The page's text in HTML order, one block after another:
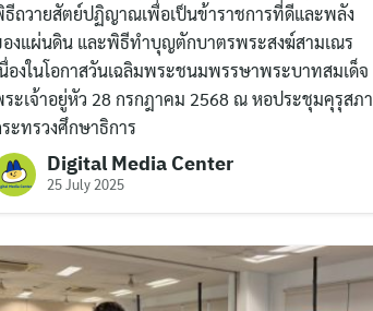
ถวายสัตย์ปฏิญาณเพื่อเป็นข้าราชการที่ดีและพลัง
งแผ่นดิน และพิธีทำบุญตักบาตรพระสงฆ์สามเณร
องในโอกาสวันเฉลิมพระชนมพรรษาพระบาทสมเด็จ
ะเจ้าอยู่หัว 28 กรกฎาคม 2568 ณ หอประชุมคุรุสภา
ะทรวงศึกษาธิการ
Digital Media Center
25 July 2025